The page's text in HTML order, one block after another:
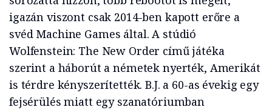
igazán viszont csak 2014-ben kapott erőre a
svéd Machine Games által. A stúdió
Wolfenstein: The New Order című játéka
szerint a háborút a németek nyerték, Amerikát
is térdre kényszerítették. B.J. a 60-as évekig egy
fejsérülés miatt egy szanatóriumban